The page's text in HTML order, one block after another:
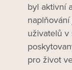
byl aktivní
uživatelů v
pro život